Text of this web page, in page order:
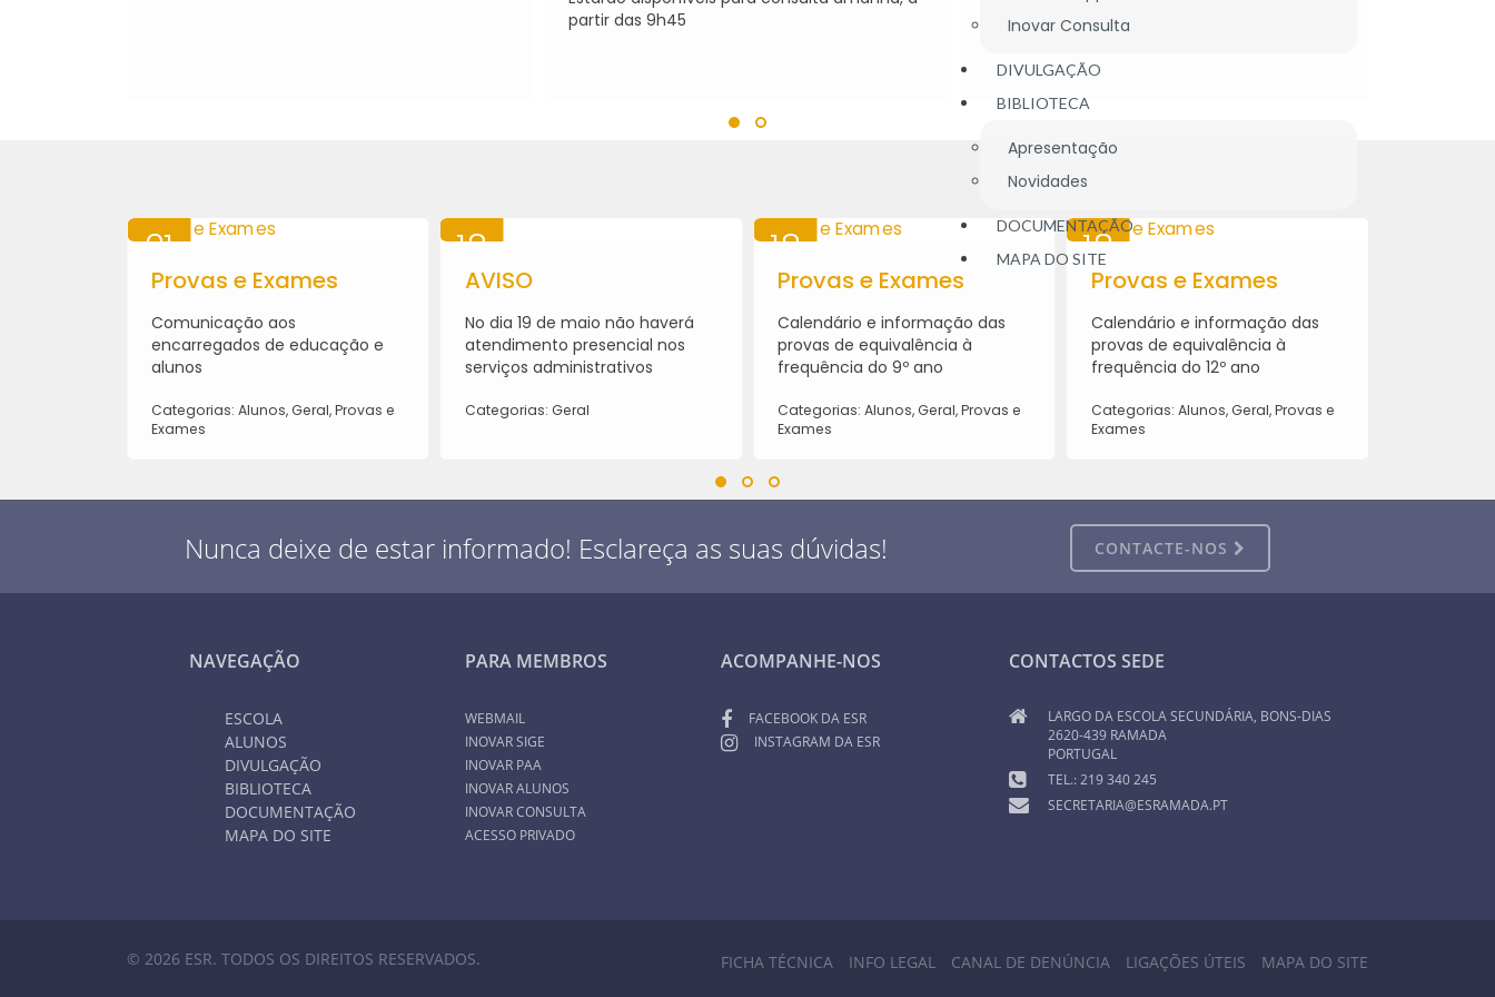
Inovar Consulta
DIVULGAÇÃO
BIBLIOTECA
Apresentação
Novidades
DOCUMENTAÇÃO
MAPA DO SITE
partir das 9h45
21
MAI
2026
Provas e Exames
Comunicação aos
encarregados de educação e
alunos
Categorias: Alunos, Geral, Provas e
Exames
18
MAI
2026
AVISO
No dia 19 de maio não haverá
atendimento presencial nos
serviços administrativos
Categorias: Geral
18
MAI
2026
Provas e Exames
Calendário e informação das
provas de equivalência à
frequência do 9º ano
Categorias: Alunos, Geral, Provas e
Exames
18
MAI
2026
Provas e Exames
Calendário e informação das
provas de equivalência à
frequência do 12º ano
Categorias: Alunos, Geral, Provas e
Exames
Nunca deixe de estar informado! Esclareça as suas dúvidas! CONTACTE-NOS
NAVEGAÇÃO
ESCOLA
ALUNOS
DIVULGAÇÃO
BIBLIOTECA
DOCUMENTAÇÃO
MAPA DO SITE
PARA MEMBROS
WEBMAIL
INOVAR SIGE
INOVAR PAA
INOVAR ALUNOS
INOVAR CONSULTA
ACESSO PRIVADO
ACOMPANHE-NOS
FACEBOOK DA ESR
INSTAGRAM DA ESR
CONTACTOS SEDE
LARGO DA ESCOLA SECUNDÁRIA, BONS-DIAS
2620-439 RAMADA
PORTUGAL
TEL.: 219 340 245
SECRETARIA@ESRAMADA.PT
© 2026 ESR. TODOS OS DIREITOS RESERVADOS. FICHA TÉCNICA INFO LEGAL CANAL DE DENÚNCIA LIGAÇÕES ÚTEIS MAPA DO SITE